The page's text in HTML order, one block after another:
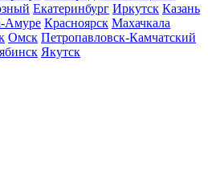
Екатеринбург Иркутск Казань
Амуре Красноярск Махачкала
Омск Петропавловск-Камчатский
Якутск